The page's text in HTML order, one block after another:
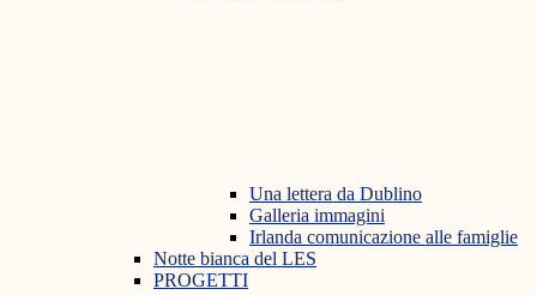
Una lettera da Dublino
Galleria immagini
Irlanda comunicazione alle famiglie
Notte bianca del LES
PROGETTI